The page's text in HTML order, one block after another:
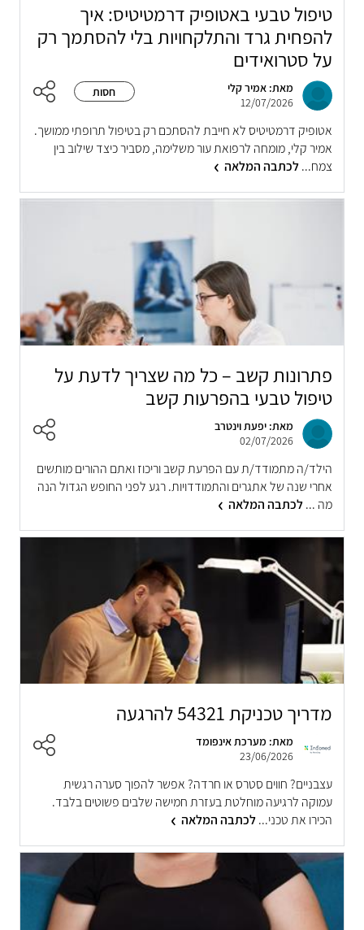
טיפול טבעי באטופיק דרמטיטיס: איך
להפחית גרד והתלקחויות בלי להסתמך רק
על סטרואידים
מאת: אמיר קלי
12/07/2026
חסות
אטופיק דרמטיטיס לא חייבת להסתכם רק בטיפול תרופתי ממושך.
אמיר קלי, מומחה לרפואת עור משלימה, מסביר כיצד שילוב בין
צמח...לכתבה המלאה
פתרונות קשב – כל מה שצריך לדעת על
טיפול טבעי בהפרעות קשב
מאת: יפעת וינטרב
02/07/2026
הילד/ה מתמודד/ת עם הפרעת קשב וריכוז ואתם ההורים מותשים
אחרי שנה של אתגרים והתמודדויות. רגע לפני החופש הגדול הנה
מה ...לכתבה המלאה
מדריך טכניקת 54321 להרגעה
מאת: מערכת אינפומד
23/06/2026
עצבניים? חווים סטרס או חרדה? אפשר להפוך סערה רגשית
עמוקה לרגיעה מוחלטת בעזרת חמישה שלבים פשוטים בלבד.
הכירו את טכני...לכתבה המלאה